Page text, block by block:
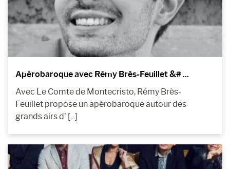
Apérobaroque avec Rémy Brès-Feuillet &# ...
Avec Le Comte de Montecristo, Rémy Brès-
Feuillet propose un apérobaroque autour des
grands airs d’ [...]